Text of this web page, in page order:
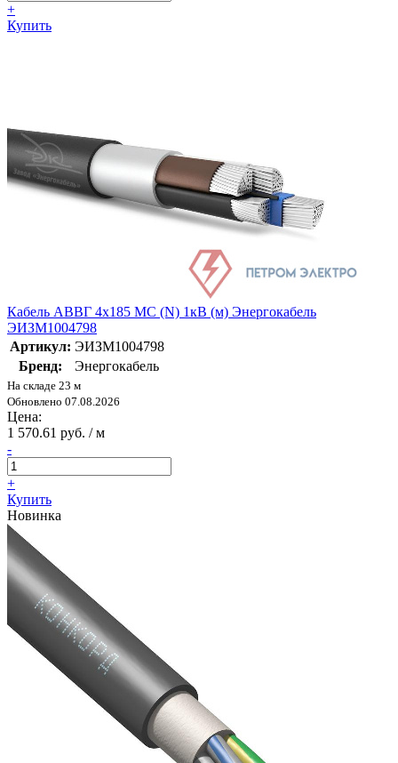
+
Купить
Кабель АВВГ 4х185 МС (N) 1кВ (м) Энергокабель
ЭИЗМ1004798
Артикул: ЭИЗМ1004798
Бренд:
Энергокабель
На складе 23 м
Обновлено 07.08.2026
Цена:
1 570.61 руб. / м
-
+
Купить
Новинка